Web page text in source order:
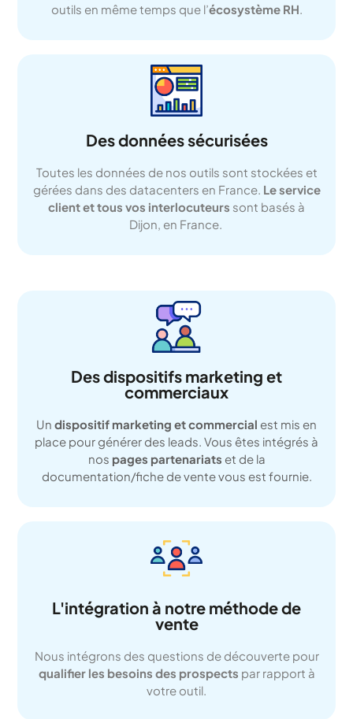
outils en même temps que l’écosystème RH.
Des données sécurisées
Toutes les données de nos outils sont stockées et
gérées dans des datacenters en France. Le service
client et tous vos interlocuteurs sont basés à
Dijon, en France.
Des dispositifs marketing et
commerciaux
Un dispositif marketing et commercial est mis en
place pour générer des leads. Vous êtes intégrés à
nos pages partenariats et de la
documentation/fiche de vente vous est fournie.
L'intégration à notre méthode de
vente
Nous intégrons des questions de découverte pour
qualifier les besoins des prospects par rapport à
votre outil.